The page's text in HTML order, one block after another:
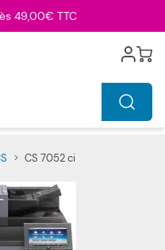
49,00€ TTC
Cart
> CS 7052 ci